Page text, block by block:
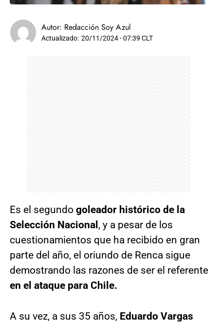
Autor: Redacción Soy Azul
Actualizado: 20/11/2024 - 07:39 CLT
Es el segundo goleador histórico de la
Selección Nacional , y a pesar de los
cuestionamientos que ha recibido en gran
parte del año, el oriundo de Renca sigue
demostrando las razones de ser el referente
en el ataque para Chile.
A su vez, a sus 35 años, Eduardo Vargas